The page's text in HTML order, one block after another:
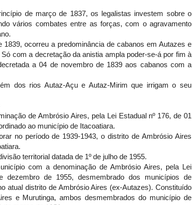
de março de 1837, os legalistas investem sobre o
vários combates entre as forças, com o agravamento
1839, ocorreu a predominância de cabanos em Autazes e
com a decretação da anistia ampla poder-se-á por fim à
a 04 de novembro de 1839 aos cabanos com a
dos rios Autaz-Açu e Autaz-Mirim que irrigam o seu
de Ambrósio Aires, pela Lei Estadual nº 176, de 01
ao município de Itacoatiara.
no período de 1939-1943, o distrito de Ambrósio Aires
territorial datada de 1º de julho de 1955.
com a denominação de Ambrósio Aires, pela Lei
dezembro de 1955, desmembrado dos municípios de
atual distrito de Ambrósio Aires (ex-Autazes). Constituído
e Murutinga, ambos desmembrados do município de